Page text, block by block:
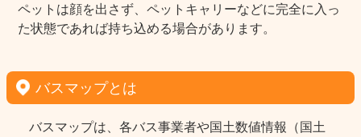
ペットは顔を出さず、ペットキャリーなどに完全に入っ
た状態であれば持ち込める場合があります。
バスマップとは
バスマップは、各バス事業者や国土数値情報（国土